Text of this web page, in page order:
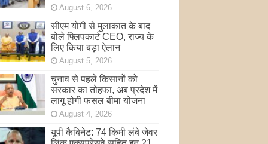
August 6, 2026
सीएम योगी से मुलाकात के बाद
बोले फ्लिपकार्ट CEO, राज्य के
लिए किया बड़ा ऐलान
August 5, 2026
चुनाव से पहले किसानों को
सरकार का तोहफा, अब प्रदेश में
लागू होगी फसल बीमा योजना
August 4, 2026
यूपी कैबिनेट: 74 किमी लंबे जेवर